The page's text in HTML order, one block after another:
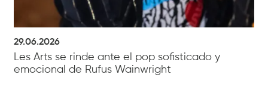
29.06.2026
Les Arts se rinde ante el pop sofisticado y
emocional de Rufus Wainwright